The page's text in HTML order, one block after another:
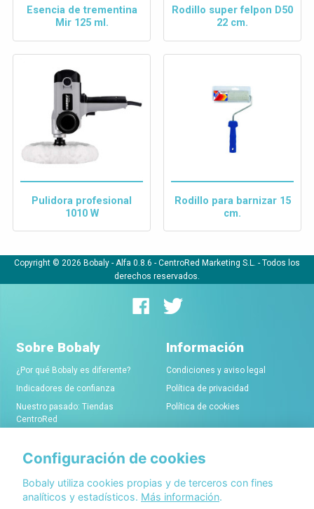
Esencia de trementina
Mir 125 ml.
Rodillo super felpon D50
22 cm.
Pulidora profesional
1010 W
Rodillo para barnizar 15
cm.
Copyright © 2026 Bobaly - Alfa 0.8.6 - CentroRed Marketing S.L. - Todos los
derechos reservados.
Sobre Bobaly
¿Por qué Bobaly es diferente?
Indicadores de confianza
Nuestro pasado: Tiendas
CentroRed
Información
Condiciones y aviso legal
Política de privacidad
Política de cookies
Comerciantes
Alta de tiendas online
Condiciones de alta
Conócenos
Acerca de Bobaly Partners
Partner eCommerce
Configuración de cookies
Bobaly utiliza cookies propias y de terceros con fines
analíticos y estadísticos. Más información.